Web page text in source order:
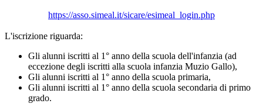
https://asso.simeal.it/sicare/esimeal_login.php
L'iscrizione riguarda:
Gli alunni iscritti al 1° anno della scuola dell'infanzia (ad
eccezione degli iscritti alla scuola infanzia Muzio Gallo),
Gli alunni iscritti al 1° anno della scuola primaria,
Gli alunni iscritti al 1° anno della scuola secondaria di primo
grado.